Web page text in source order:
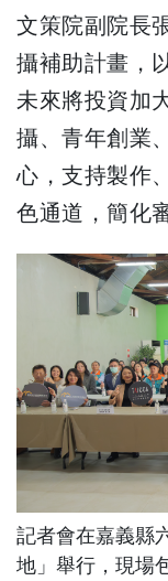
文策院副院長
攝補助計畫，
未來將投資加
攝、青年創業
心，支持製作
色通道，簡化
記者會在嘉義縣
地」舉行，現場